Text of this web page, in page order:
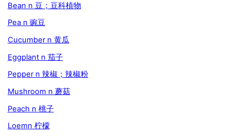
Bean n 豆；豆科植物
Pea n 豌豆
Cucumber n 黄瓜
Eggplant n 茄子
Pepper n 辣椒；辣椒粉
Mushroom n 蘑菇
Peach n 桃子
Loemn 柠檬